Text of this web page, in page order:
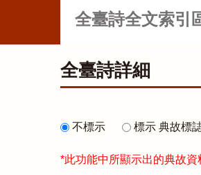
全臺詩全文索引
全臺詩詳細
不標示 標示 典故標
*此功能中所顯示出的典故